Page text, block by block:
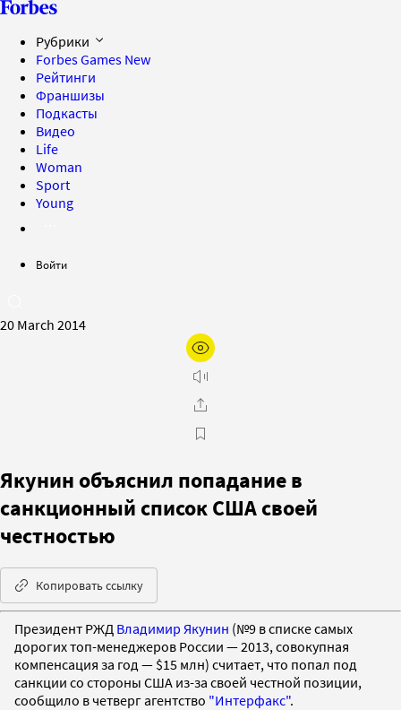
Рубрики
Forbes Games New
Рейтинги
Франшизы
Подкасты
Видео
Life
Woman
Sport
Young
Войти
20 March 2014
Якунин объяснил попадание в
санкционный список США своей
честностью
Копировать ссылку
Президент РЖД Владимир Якунин (№9 в списке самых
дорогих топ-менеджеров России — 2013, совокупная
компенсация за год — $15 млн) считает, что попал под
санкции со стороны США из-за своей честной позиции,
сообщило в четверг агентство "Интерфакс".